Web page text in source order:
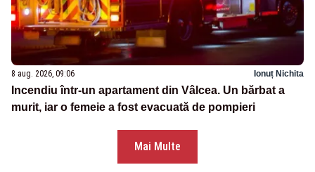
8 aug. 2026, 09:06 Ionuț Nichita
Incendiu într-un apartament din Vâlcea. Un bărbat a
murit, iar o femeie a fost evacuată de pompieri
Mai Multe